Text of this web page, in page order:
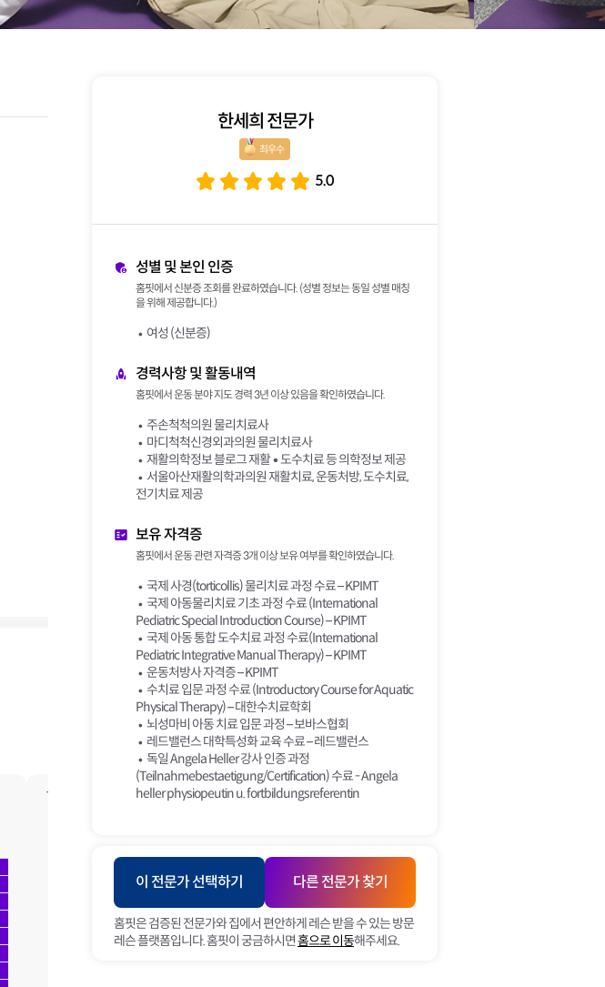
· 인천
병방동, 상야동, 하야동, 평동, 장기동,
이화동, 용종동, 오류동, 선주지동, 서운동
수 목 금 토
일
한세희 전문가
최우수
5.0
성별 및 본인 인증
홈핏에서 신분증 조회를 완료하였습니다. (성별 정보는 동일 성별 매칭
을 위해 제공합니다.)
여성 (신분증)
경력사항 및 활동내역
홈핏에서 운동 분야 지도 경력 3년 이상 있음을 확인하였습니다.
주손척척의원 물리치료사
마디척척신경외과의원 물리치료사
재활의학정보 블로그 재활 • 도수치료 등 의학정보 제공
서울아산재활의학과의원 재활치료, 운동처방, 도수치료,
전기치료 제공
보유 자격증
홈핏에서 운동 관련 자격증 3개 이상 보유 여부를 확인하였습니다.
국제 사경(torticollis) 물리치료 과정 수료 – KPIMT
국제 아동물리치료 기초 과정 수료 (International
Pediatric Special Introduction Course) – KPIMT
국제 아동 통합 도수치료 과정 수료(International
Pediatric Integrative Manual Therapy) – KPIMT
운동처방사 자격증 – KPIMT
수치료 입문 과정 수료 (Introductory Course for Aquatic
Physical Therapy) – 대한수치료학회
뇌성마비 아동 치료 입문 과정 – 보바스협회
레드밸런스 대학특성화 교육 수료 – 레드밸런스
독일 Angela Heller 강사 인증 과정
(Teilnahmebestaetigung/Certification) 수료 - Angela
heller physiopeutin u. fortbildungsreferentin
이 전문가 선택하기 다른 전문가 찾기
홈핏은 검증된 전문가와 집에서 편안하게 레슨 받을 수 있는 방문
레슨 플랫폼입니다. 홈핏이 궁금하시면홈으로 이동해주세요.